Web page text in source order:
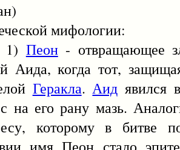
мифологии:
Пеон- отвращающее
Аида, когда тот,
Геракла.Аид явился
на его рану мазь.
которому в битве